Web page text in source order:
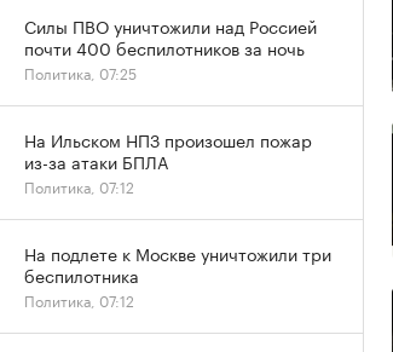
Силы ПВО уничтожили над Россией
почти 400 беспилотников за ночь
Политика, 07:25
На Ильском НПЗ произошел пожар
из-за атаки БПЛА
Политика, 07:12
На подлете к Москве уничтожили три
беспилотника
Политика, 07:12